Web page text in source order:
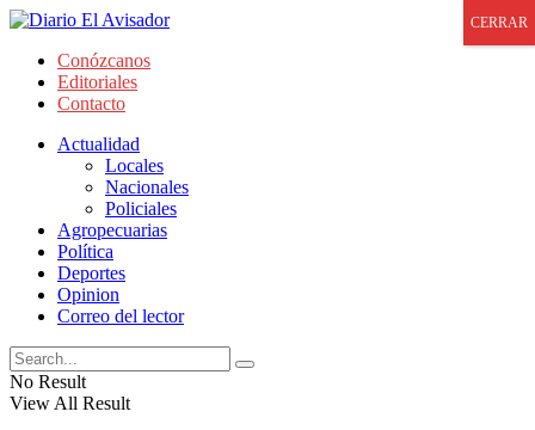
Conózcanos
Editoriales
Contacto
Actualidad
Locales
Nacionales
Policiales
Agropecuarias
Política
Deportes
Opinion
Correo del lector
No Result
View All Result
CERRAR